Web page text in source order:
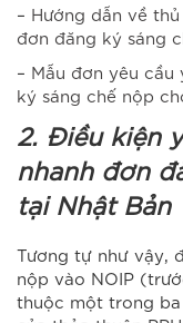
– Hướng dẫn về
đơn đăng ký sáng
– Mẫu đơn yêu cầu
ký sáng chế nộp
2. Điều kiện
nhanh đơn
tại Nhật Bản
Tương tự như vậy,
nộp vào NOIP
thuộc một trong